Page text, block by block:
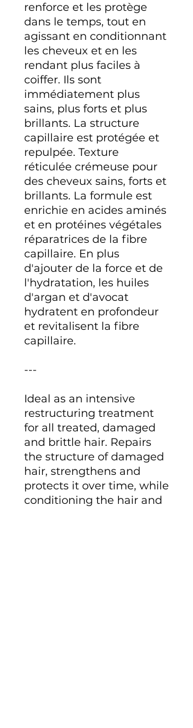
renforce et les protège
dans le temps, tout en
agissant en conditionnant
les cheveux et en les
rendant plus faciles à
coiffer. Ils sont
immédiatement plus
sains, plus forts et plus
brillants. La structure
capillaire est protégée et
repulpée. Texture
réticulée crémeuse pour
des cheveux sains, forts et
brillants. La formule est
enrichie en acides aminés
et en protéines végétales
réparatrices de la fibre
capillaire. En plus
d'ajouter de la force et de
l'hydratation, les huiles
d'argan et d'avocat
hydratent en profondeur
et revitalisent la fibre
capillaire.
---
Ideal as an intensive
restructuring treatment
for all treated, damaged
and brittle hair. Repairs
the structure of damaged
hair, strengthens and
protects it over time, while
conditioning the hair and